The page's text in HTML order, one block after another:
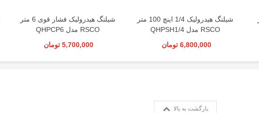
شیلنگ هیدرولیک 1/4 اینچ 100 متر
RSCO مدل QHPSH1/4
6,800,000 تومان
شیلنگ هیدرولیک فشار قوی 6 متر
RSCO مدل QHPCP6
5,700,000 تومان
بازگشت به بالا